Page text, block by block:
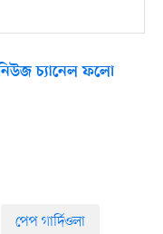
চ্যানেল ফলো
পেপ গার্দিওলা